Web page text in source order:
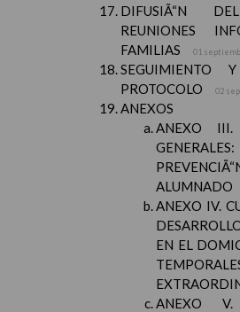
DIFUSIÃ“N
REUNIONES
FAMILIAS
01
SEGUIMIENTO
PROTOCOLO
02
ANEXOS
ANEXO III.
ALUMNADO
ANEXO IV.
EN EL
ANEXO V.